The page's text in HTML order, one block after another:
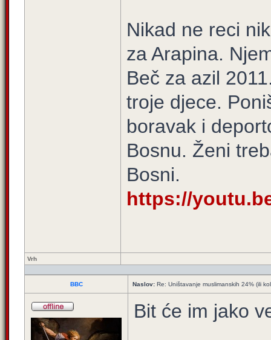
Nikad ne reci
za Arapina.
Beč za azil
troje djece.
boravak i
Bosnu. Ženi
Bosni.
https://
Vrh
BBC Naslov: Re: Uništavanje muslimanskih 24% (ili
Bit će im jako